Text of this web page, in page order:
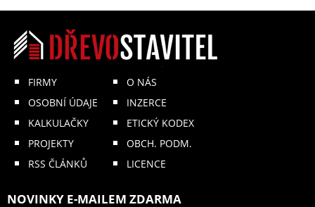
FIRMY
OSOBNÍ ÚDAJE
KALKULAČKY
PROJEKTY
RSS ČLÁNKŮ
O NÁS
INZERCE
ETICKÝ KODEX
OBCH. PODM.
LICENCE
NOVINKY E-MAILEM ZDARMA